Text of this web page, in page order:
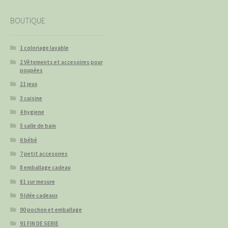
BOUTIQUE
1 coloriage lavable
2 Vêtements et accesoires pour
poupées
21 jeux
3 cuisine
4 hygiene
5 salle de bain
6 bébé
7 petit accesoires
8 emballage cadeau
81 sur mesure
9 Idée cadeaux
90 pochon et emballage
91 FIN DE SERIE